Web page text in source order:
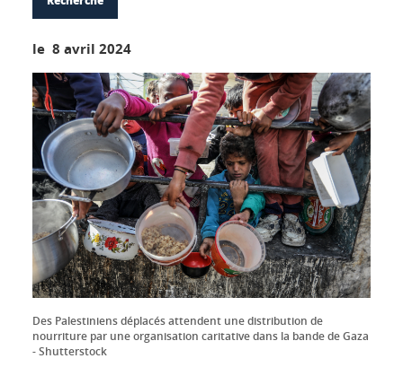
le 8 avril 2024
Des Palestiniens déplacés attendent une distribution de
nourriture par une organisation caritative dans la bande de Gaza
- Shutterstock